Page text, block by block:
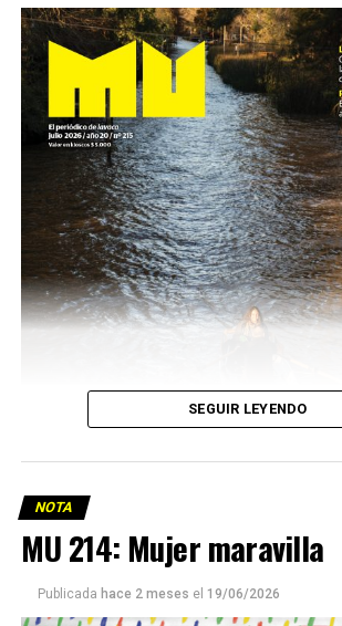
SEGUIR LEYENDO
NOTA
MU 214: Mujer maravilla
Publicada hace 2 meses el 19/06/2026